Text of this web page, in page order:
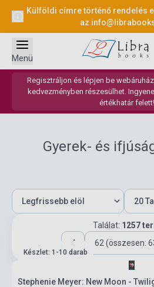
Külföldi címre történő rendelés
az
Regisztráljon és lépjen be
kedvezményben részesülhet.
értékhatár felett!
Menü
Gyerek- és
Találat: 1257
62 (összesen:
Készlet: 1-10 darab
Stephenie Meyer: New Moon -